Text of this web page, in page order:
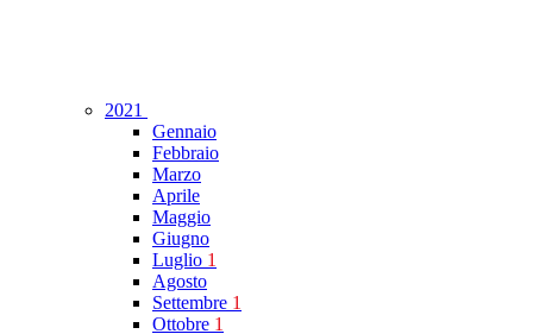
2021
Gennaio
Febbraio
Marzo
Aprile
Maggio
Giugno
Luglio 1
Agosto
Settembre 1
Ottobre 1